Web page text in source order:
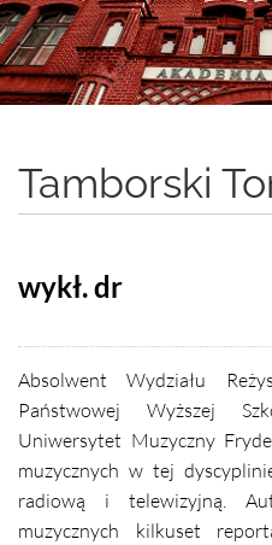
Tamborski
wykł. dr
Absolwent Wydziału
Państwowej Wyższej
Uniwersytet Muzyczny
muzycznych w tej
radiową i telewizyjną.
muzycznych kilkuset